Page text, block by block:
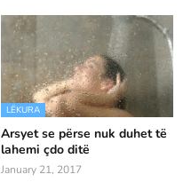
LËKURA
Arsyet se përse nuk duhet të
lahemi çdo ditë
January 21, 2017